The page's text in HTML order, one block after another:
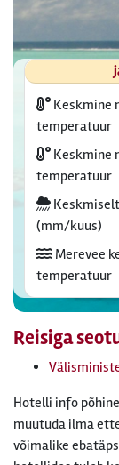
Keskmine
temperatuur
Keskmine
temperatuur
(mm/kuus)
Merevee
temperatuur
Reisiga
Hotelli info
muutuda ilma
võimalike